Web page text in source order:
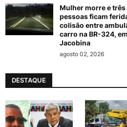
Mulher morre e três
pessoas ficam
colisão entre
carro na BR-324, em
Jacobina
agosto 02, 2026
DESTAQUE